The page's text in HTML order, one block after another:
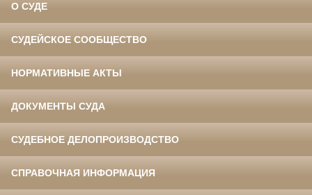
О СУДЕ
СУДЕЙСКОЕ СООБЩЕСТВО
НОРМАТИВНЫЕ АКТЫ
ДОКУМЕНТЫ СУДА
СУДЕБНОЕ ДЕЛОПРОИЗВОДСТВО
СПРАВОЧНАЯ ИНФОРМАЦИЯ